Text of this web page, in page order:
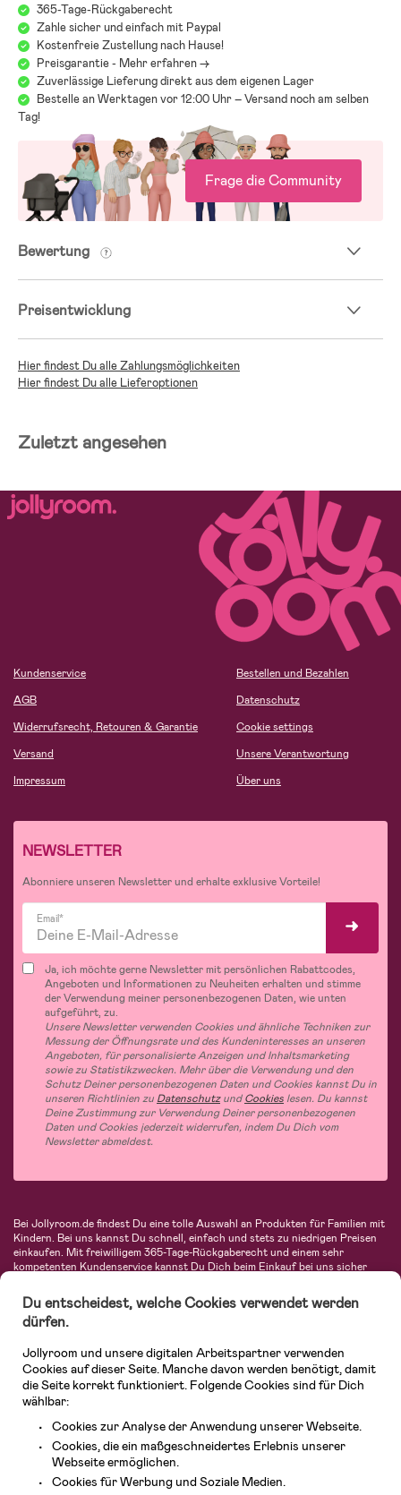
Kinderwagen zu finden! Beim Kinderwagenkauf gibt es einiges zu
beachten und bei all den verschiedenen Modellen, Marken und
Funktionen kann es schwerfallen, den Überblick zu behalten. Deshalb
verweisen wir gerne auf unseren Kinderwagenguide, der Dir dabei
helfen soll, genau den Wagen zu finden, der zu Euch und Euren
Anforderungen passt:
Jollyrooms Kinderwagenguide
365-Tage-Rückgaberecht
Zahle sicher und einfach mit Paypal
Kostenfreie Zustellung nach Hause!
Preisgarantie - Mehr erfahren ->
Zuverlässige Lieferung direkt aus dem eigenen Lager
Bestelle an Werktagen vor 12:00 Uhr – Versand noch am selben
Tag!
Frage die Community
Bewertung
Preisentwicklung
Hier findest Du alle Zahlungsmöglichkeiten
Hier findest Du alle Lieferoptionen
Zuletzt angesehen
Kundenservice
AGB
Widerrufsrecht, Retouren & Garantie
Versand
Impressum
Bestellen und Bezahlen
Datenschutz
Cookie settings
Unsere Verantwortung
Über uns
NEWSLETTER
Abonniere unseren Newsletter und erhalte exklusive Vorteile!
Email*
Ja, ich möchte gerne Newsletter mit persönlichen Rabattcodes,
Angeboten und Informationen zu Neuheiten erhalten und stimme
der Verwendung meiner personenbezogenen Daten, wie unten
aufgeführt, zu.
Unsere Newsletter verwenden Cookies und ähnliche Techniken zur
Messung der Öffnungsrate und des Kundeninteresses an unseren
Angeboten, für personalisierte Anzeigen und Inhaltsmarketing
sowie zu Statistikzwecken. Mehr über die Verwendung und den
Schutz Deiner personenbezogenen Daten und Cookies kannst Du in
unseren Richtlinien zu DatenschutzundCookies lesen. Du kannst
Deine Zustimmung zur Verwendung Deiner personenbezogenen
Daten und Cookies jederzeit widerrufen, indem Du Dich vom
Newsletter abmeldest.
Bei Jollyroom.de findest Du eine tolle Auswahl an Produkten für Familien mit
Kindern. Bei uns kannst Du schnell, einfach und stets zu niedrigen Preisen
einkaufen. Mit freiwilligem 365-Tage-Rückgaberecht und einem sehr
kompetenten Kundenservice kannst Du Dich beim Einkauf bei uns sicher
Autositze, Kinder- und Babymode, Produkte für Mütter und eine Menge
fantastischer Einrichtungsgegenstände, Spielsachen, Babyprodukte und
vieles mehr. Wir haben Produkte von bekannten Herstellern wie Britax, Maxi-
Avent, Jack Wolfskin, Cybex, LEGO und vielen mehr. Schau Dich um in
unserer vielfältigen Online-Boutique für Kinder & Babys. Willkommen!
Du entscheidest, welche Cookies verwendet werden
dürfen.
Jollyroom und unsere digitalen Arbeitspartner verwenden
Cookies auf dieser Seite. Manche davon werden benötigt, damit
die Seite korrekt funktioniert. Folgende Cookies sind für Dich
wählbar:
Cookies zur Analyse der Anwendung unserer Webseite.
Cookies, die ein maßgeschneidertes Erlebnis unserer
Webseite ermöglichen.
Cookies für Werbung und Soziale Medien.